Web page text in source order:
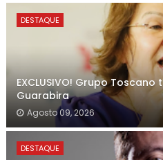
DESTAQUE
EXCLUSIVO! Grupo
Guarabira
Agosto 09, 2026
DESTAQUE